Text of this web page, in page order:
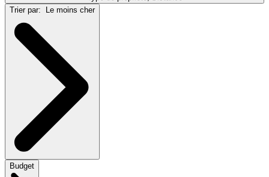
Trier par: Le moins cher
Budget